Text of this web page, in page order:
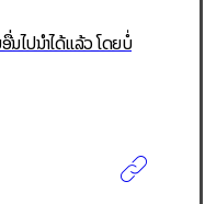
ໄປນຳໄດ້ແລ້ວ ໂດຍບໍ່